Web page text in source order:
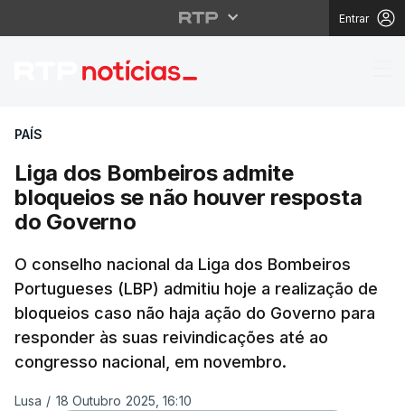
Entrar
Liga dos Bombeiros
PAÍS
Liga dos Bombeiros admite
bloqueios se não houver resposta
do Governo
O conselho nacional da Liga dos Bombeiros
Portugueses (LBP) admitiu hoje a realização de
bloqueios caso não haja ação do Governo para
responder às suas reivindicações até ao
congresso nacional, em novembro.
Lusa / 18 Outubro 2025, 16:10